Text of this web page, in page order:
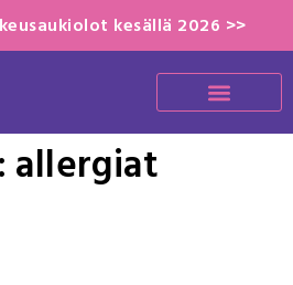
kesällä 2026 >>
allergiat